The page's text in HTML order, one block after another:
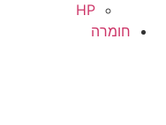
HP
חומרה